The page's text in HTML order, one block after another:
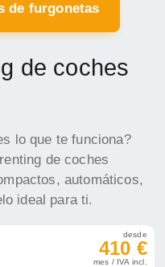
de furgonetas
de coches
lo que te funciona?
de coches
automáticos,
ideal para ti.
desde
410 €
mes / IVA incl.